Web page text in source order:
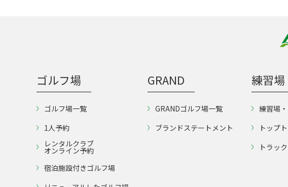
ゴルフ場
ゴルフ場一覧
1人予約
レンタルクラブ
オンライン予約
宿泊施設付きゴルフ場
GRAND
GRANDゴルフ場一覧
ブランドステートメント
練習
練習場
トップ
トラッ